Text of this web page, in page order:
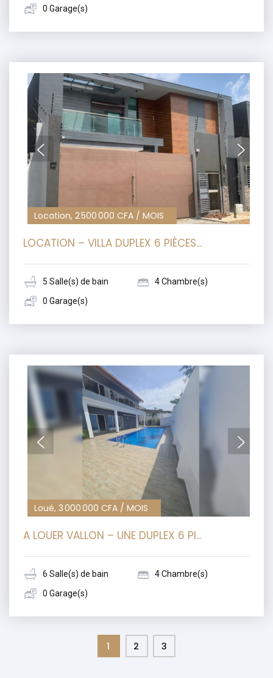
0 Garage(s)
Location, 2 500 000 CFA / MOIS
LOCATION – VILLA DUPLEX 6 PIÈCES...
5 Salle(s) de bain
4 Chambre(s)
0 Garage(s)
Loué, 3 000 000 CFA / MOIS
A LOUER VALLON – UNE DUPLEX 6 PI...
6 Salle(s) de bain
4 Chambre(s)
0 Garage(s)
1 2 3